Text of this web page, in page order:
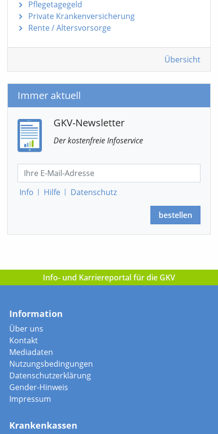
Pflegetagegeld
Private Krankenversicherung
Rente / Altersvorsorge
Übersicht
Immer aktuell
GKV-Newsletter
Der kostenfreie Infoservice
Info | Hilfe | Datenschutz
bestellen
Info- und Karriereportal für die GKV
Information
Über uns
Kontakt
Mediadaten
Nutzungsbedingungen
Datenschutzerklärung
Gender-Hinweis
Impressum
Krankenkassen